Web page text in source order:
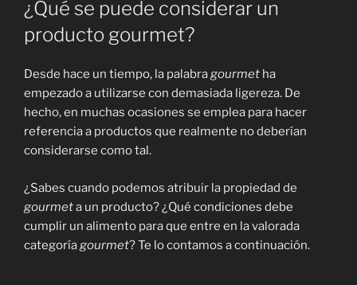
¿Qué se puede considerar un
producto gourmet?
Desde hace un tiempo, la palabragourmet ha
empezado a utilizarse con demasiada ligereza. De
hecho, en muchas ocasiones se emplea para hacer
referencia a productos que realmente no deberían
considerarse como tal.
¿Sabes cuando podemos atribuir la propiedad de
gourmeta un producto? ¿Qué condiciones debe
cumplir un alimento para que entre en la valorada
categoría gourmet? Te lo contamos a continuación.